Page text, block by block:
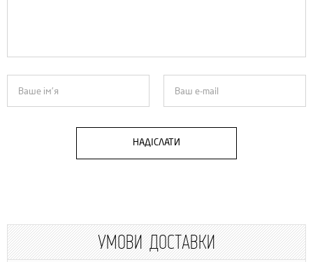
НАДІСЛАТИ
УМОВИ ДОСТАВКИ